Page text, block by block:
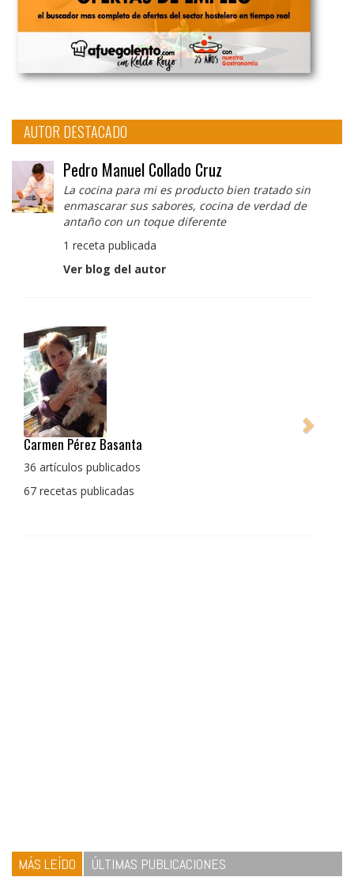
AUTOR DESTACADO
Pedro Manuel Collado Cruz
La cocina para mi es producto bien tratado sin
enmascarar sus sabores, cocina de verdad de
antaño con un toque diferente
1 receta publicada
Ver blog del autor
Pedro Manuel Collado Cruz
La cocina para mi es producto bien tratado sin
con un toque diferente